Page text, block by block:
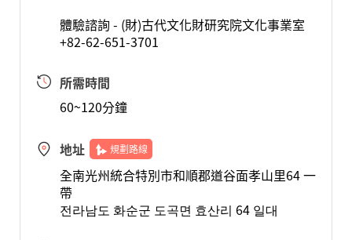
體驗諮詢 - (財)古代文化財研究院文化事業室
+82-62-651-3701
所需時間
60~120分鐘
地址 規劃路線
全南光州統合特別市和順郡道谷面孝山里64 一
帶
전라남도 화순군 도곡면 효산리 64 일대